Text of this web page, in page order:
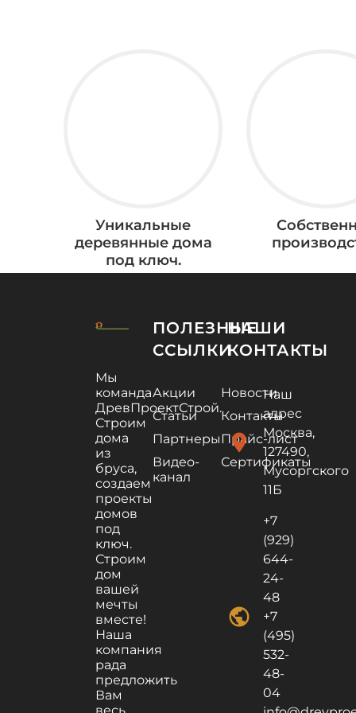
Уникальные
деревянные дома
под ключ.
Мы
команда
ДревПроектСтрой.
Строим
дома
из
бруса,
создаем
проекты
домов
под
ключ.
Строим
дом
вашей
мечты
вместе!
Наша
компания
рада
предложить
Вам
ПОЛЕЗНЫЕ
ССЫЛКИ
Акции
Новости
Статьи
Контакты
Партнеры Прайс-лист
Видео-
канал
Сертификаты
НАШИ
КОНТАКТЫ
location_on
Наш
адрес
Москва,
127490,
Мусоргского
11Б
public
+7
(929)
644-
24-
48
+7
(495)
532-
48-
04